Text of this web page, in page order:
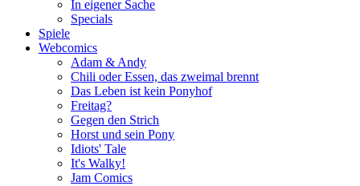
In eigener Sache
Specials
Spiele
Webcomics
Adam & Andy
Chili oder Essen, das zweimal brennt
Das Leben ist kein Ponyhof
Freitag?
Gegen den Strich
Horst und sein Pony
Idiots' Tale
It's Walky!
Jam Comics